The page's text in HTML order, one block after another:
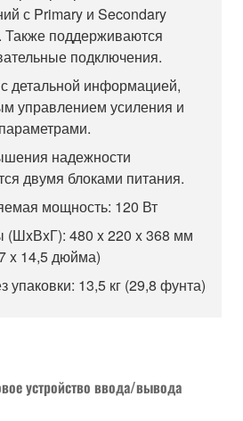
с Primary и Secondary
Также поддерживаются
подключения.
детальной информацией,
управлением усиления и
надежности
двумя блоками питания.
мощность: 120 Вт
(ШxВxГ): 480 x 220 x 368 мм
x 14,5 дюйма)
упаковки: 13,5 кг (29,8 фунта)
устройство ввода/вывода